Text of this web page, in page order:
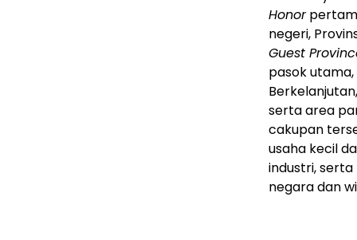
Honor
negeri,
Guest
pasok
serta area
cakupan
usaha kecil
industri,
negara dan